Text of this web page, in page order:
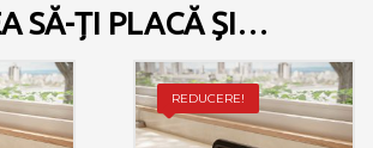
SĂ-ȚI PLACĂ ȘI…
REDUCERE!